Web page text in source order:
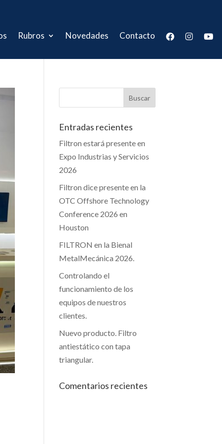
Rubros Novedades Contacto
Entradas recientes
Filtron estará presente en
Expo Industrias y Servicios
2026
Filtron dice presente en la
OTC Offshore Technology
Conference 2026 en
Houston
FILTRON en la Bienal
MetalMecánica 2026.
Controlando el
funcionamiento de los
equipos de nuestros
clientes.
Nuevo producto. Filtro
antiestático con tapa
triangular.
Comentarios recientes